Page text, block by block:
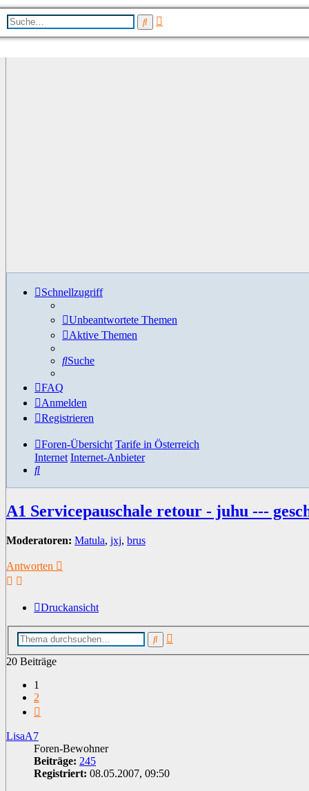
Suche
Schnellzugriff
Unbeantwortete Themen
Aktive Themen
Suche
FAQ
Anmelden
Registrieren
Foren-Übersicht Tarife in Österreich
Internet Internet-Anbieter
Suche
A1 Servicepauschale retour - juhu ---
Moderatoren: Matula, jxj, brus
Antworten
Druckansicht
Suche
20 Beiträge
1
2
LisaA7
Foren-Bewohner
Beiträge: 245
Registriert: 08.05.2007, 09:50